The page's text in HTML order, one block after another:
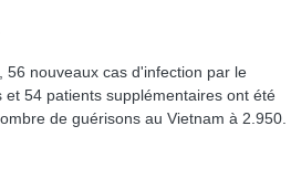
56 nouveaux cas d'infection par le
et 54 patients supplémentaires ont été
de guérisons au Vietnam à 2.950.